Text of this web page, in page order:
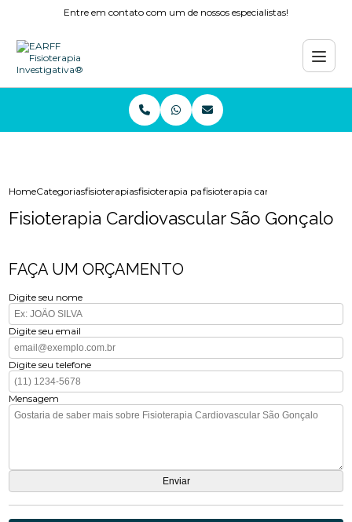
Entre em contato com um de nossos especialistas!
HomeCategoriasfisioterapiasfisioterapia para tornozelo copacabana
fisioterapia cardiovascular sao
Fisioterapia Cardiovascular São Gonçalo
FAÇA UM ORÇAMENTO
Digite seu nome
Digite seu email
Digite seu telefone
Mensagem